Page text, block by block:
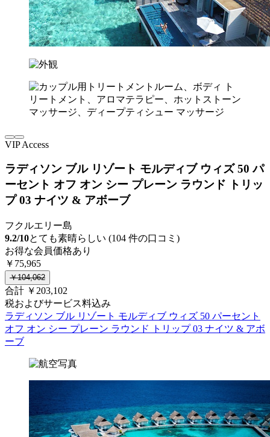
VIP Access
ラディソン ブル リゾート モルディブ ウィズ 50 パ
ーセント オフ オン シー プレーン ラウンド トリッ
プ 03 ナイツ & アボーブ
フクルエリー島
9.2/10とても素晴らしい (104 件の口コミ)
お得な会員価格あり
￥75,965
￥104,062
合計 ￥203,102
税およびサービス料込み
ラディソン ブル リゾート モルディブ ウィズ 50 パーセント
オフ オン シー プレーン ラウンド トリップ 03 ナイツ & アボ
ーブ